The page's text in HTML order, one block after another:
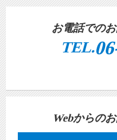
お電話での
TEL.
Webからの